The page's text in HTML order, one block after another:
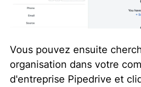
Vous pouvez ensuite
organisation dans votre
d'entreprise Pipedrive et